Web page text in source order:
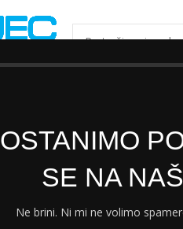
OSTANIMO
SE NA
Ne brini. Ni mi ne volimo
ODABERI KATEGORIJU